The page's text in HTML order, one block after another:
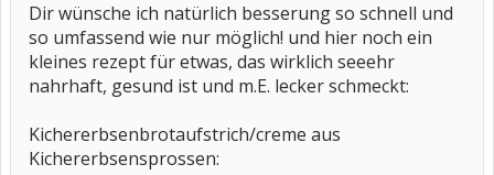
Dir wünsche ich natürlich besserung so schnell und
so umfassend wie nur möglich! und hier noch ein
kleines rezept für etwas, das wirklich seeehr
nahrhaft, gesund ist und m.E. lecker schmeckt:
Kichererbsenbrotaufstrich/creme aus
Kichererbsensprossen: